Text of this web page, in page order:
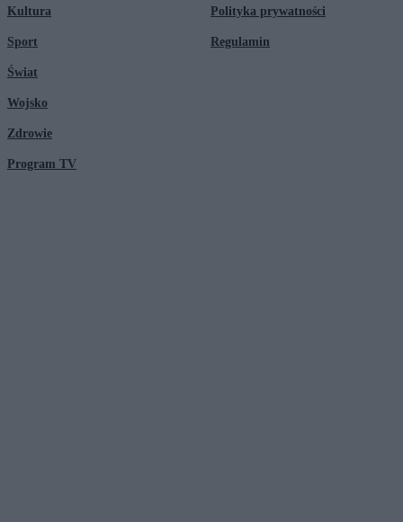
Kultura
Sport
Świat
Wojsko
Zdrowie
Program TV
Polityka prywatności
Regulamin